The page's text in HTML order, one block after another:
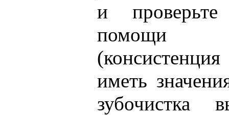
и
помощи
иметь
зубочистка